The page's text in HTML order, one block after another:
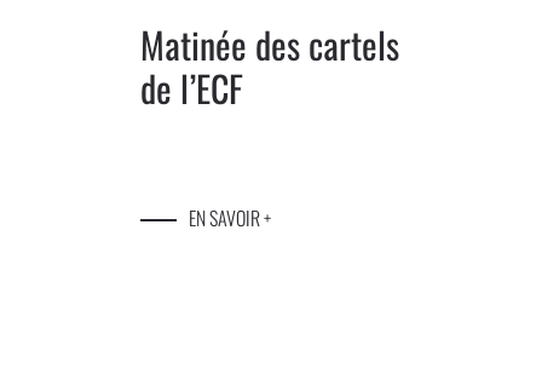
Matinée des cartels
de l’ECF
EN SAVOIR +